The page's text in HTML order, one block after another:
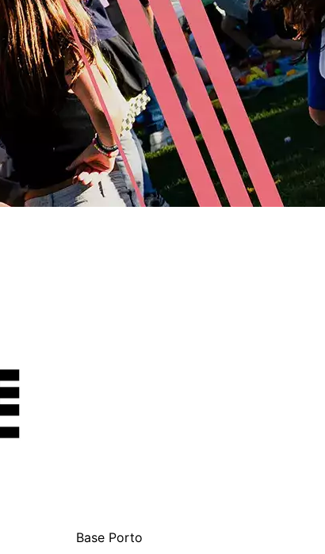
Base Porto